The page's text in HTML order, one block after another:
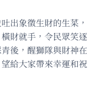
出象徵生財的生菜，
財就手，令民眾笑逐
後，醒獅隊與財神在
給大家帶來幸運和祝